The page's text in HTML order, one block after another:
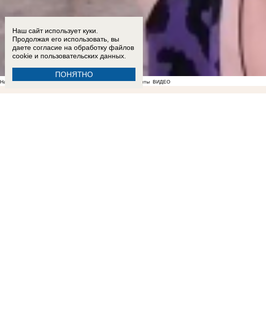
На фоне отсутствия воды в Мелитополе появились спекулянты ВИДЕО
Наш сайт использует куки.
Продолжая его использовать, вы
даете согласие на обработку файлов
cookie и пользовательских данных.
ПОНЯТНО